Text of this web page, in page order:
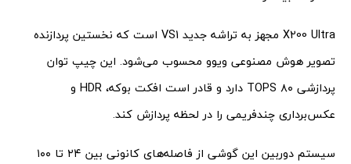
X200 Ultra مجهز به تراشه جدید VS1 است که نخستین پردازنده
تصویر هوش مصنوعی ویوو محسوب می‌شود. این چیپ توان
پردازشی ۸۰ TOPS دارد و قادر است افکت بوکه، HDR و
عکس‌برداری چندفریمی را در لحظه پردازش کند.
سیستم دوربین این گوشی از فاصله‌های کانونی بین ۲۴ تا ۱۰۰